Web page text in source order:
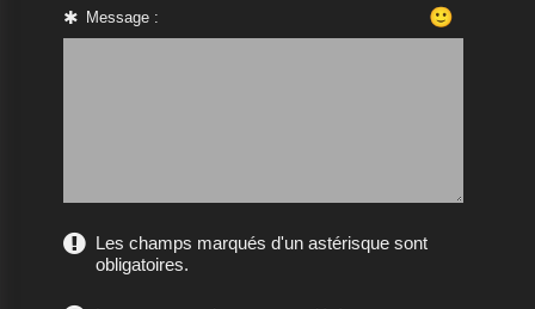
Message : 🙂
Les champs marqués d'un astérisque sont
obligatoires.